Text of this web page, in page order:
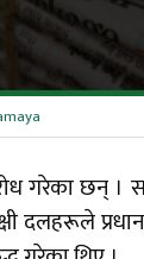
गरेका
दलहरूले